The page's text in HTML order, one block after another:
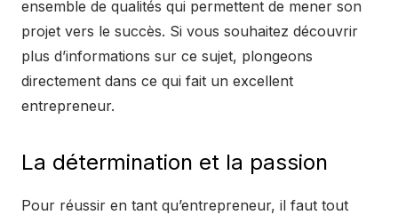
ensemble de qualités qui permettent de mener son
projet vers le succès. Si vous souhaitez découvrir
plus d’informations sur ce sujet, plongeons
directement dans ce qui fait un excellent
entrepreneur.
La détermination et la passion
Pour réussir en tant qu’entrepreneur, il faut tout